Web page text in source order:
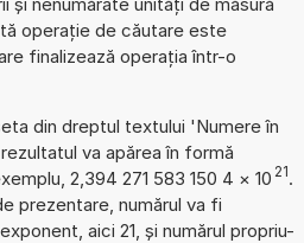
operație de căutare este
finalizează operația într-o
din dreptul textului 'Numere în
va apărea în formă
2,394 271 583 150 4 × 10 21.
prezentare, numărul va fi
aici 21, și numărul propriu-